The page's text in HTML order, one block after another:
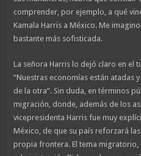
comprender, por ejemplo, a qué
Kamala Harris a México. Me
bastante más sofisticada.
La señora Harris lo dejó claro en el
“Nuestras economías están atadas
de la otra”. Sin duda, en términos
migración, donde, además de los
vicepresidenta Harris fue muy
México, de que su país reforzará
propia frontera. El tema